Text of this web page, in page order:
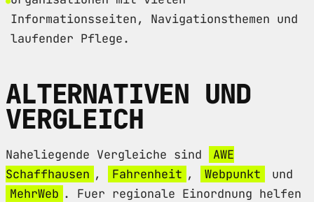
Informationsseiten, Navigationsthemen und
laufender Pflege.
ALTERNATIVEN UND
VERGLEICH
Naheliegende Vergleiche sind
AWE
Schaffhausen , Fahrenheit , Webpunkt
und
MehrWeb . Fuer regionale Einordnung helfen